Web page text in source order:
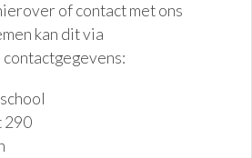
of contact met ons
kan dit via
290